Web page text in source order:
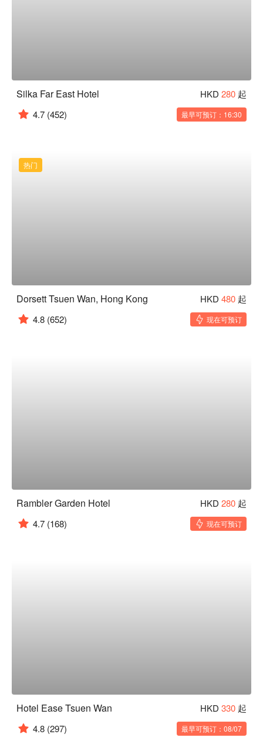
Silka Far East Hotel HKD 280 起
4.7 (452) 最早可预订：16:30
热门
Dorsett Tsuen Wan, Hong Kong HKD 480 起
4.8 (652) 现在可预订
Rambler Garden Hotel HKD 280 起
4.7 (168) 现在可预订
Hotel Ease Tsuen Wan HKD 330 起
4.8 (297) 最早可预订：08/07